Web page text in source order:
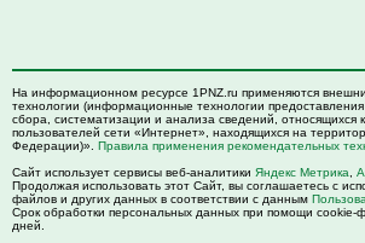
На информационном ресурсе 1PNZ.ru применяются
технологии (информационные технологии
сбора, систематизации и анализа сведений, относящихся
пользователей сети «Интернет», находящихся на
Федерации)». Правила применения рекомендательных
Сайт использует сервисы веб-аналитики Яндекс Метрика
Продолжая использовать этот Сайт, вы соглашаетесь с
файлов и других данных в соответствии с данным
Срок обработки персональных данных при помощи cookie-
дней.